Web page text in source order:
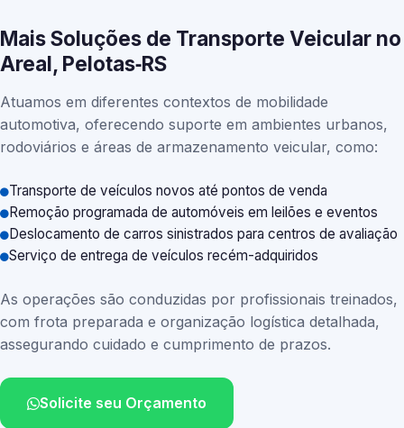
Mais Soluções de Transporte Veicular no
Areal, Pelotas‑RS
Atuamos em diferentes contextos de mobilidade
automotiva, oferecendo suporte em ambientes urbanos,
rodoviários e áreas de armazenamento veicular, como:
Transporte de veículos novos até pontos de venda
Remoção programada de automóveis em leilões e eventos
Deslocamento de carros sinistrados para centros de avaliação
Serviço de entrega de veículos recém-adquiridos
As operações são conduzidas por profissionais treinados,
com frota preparada e organização logística detalhada,
assegurando cuidado e cumprimento de prazos.
Solicite seu Orçamento